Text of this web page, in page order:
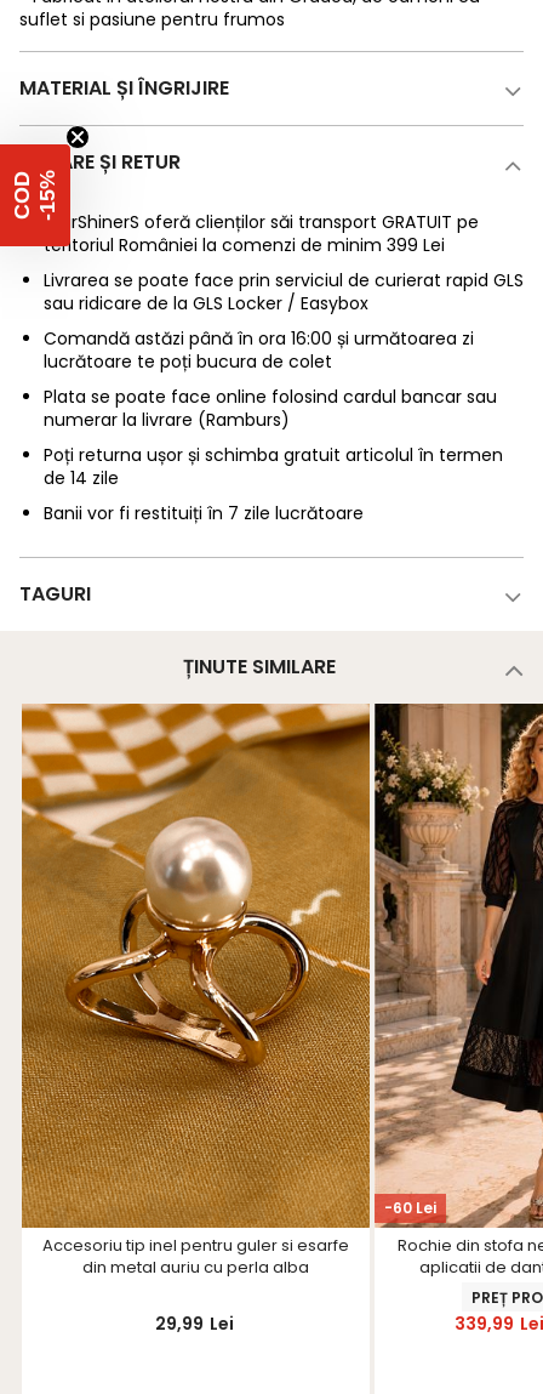
suflet si pasiune pentru frumos
MATERIAL ȘI ÎNGRIJIRE
LIVRARE ȘI RETUR
StarShinerS oferă clienților săi transport GRATUIT pe
teritoriul României la comenzi de minim 399 Lei
Livrarea se poate face prin serviciul de curierat rapid GLS
sau ridicare de la GLS Locker / Easybox
Comandă astăzi până în ora 16:00 și următoarea zi
lucrătoare te poți bucura de colet
Plata se poate face online folosind cardul bancar sau
numerar la livrare (Ramburs)
Poți returna ușor și schimba gratuit articolul în termen
de 14 zile
Banii vor fi restituiți în 7 zile lucrătoare
TAGURI
ȚINUTE SIMILARE
Accesoriu tip inel pentru guler si esarfe
din metal auriu cu perla alba
29,99 Lei
-60 Lei
Rochie din stofa
aplicatii de
PREȚ
339,99
C
O
D
-
1
5 %